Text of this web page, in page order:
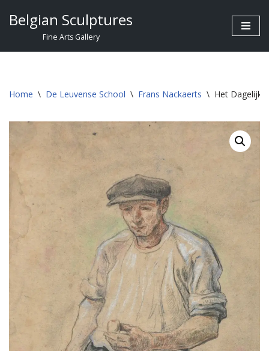
Belgian Sculptures
Fine Arts Gallery
Home \ De Leuvense School \ Frans Nackaerts \ Het